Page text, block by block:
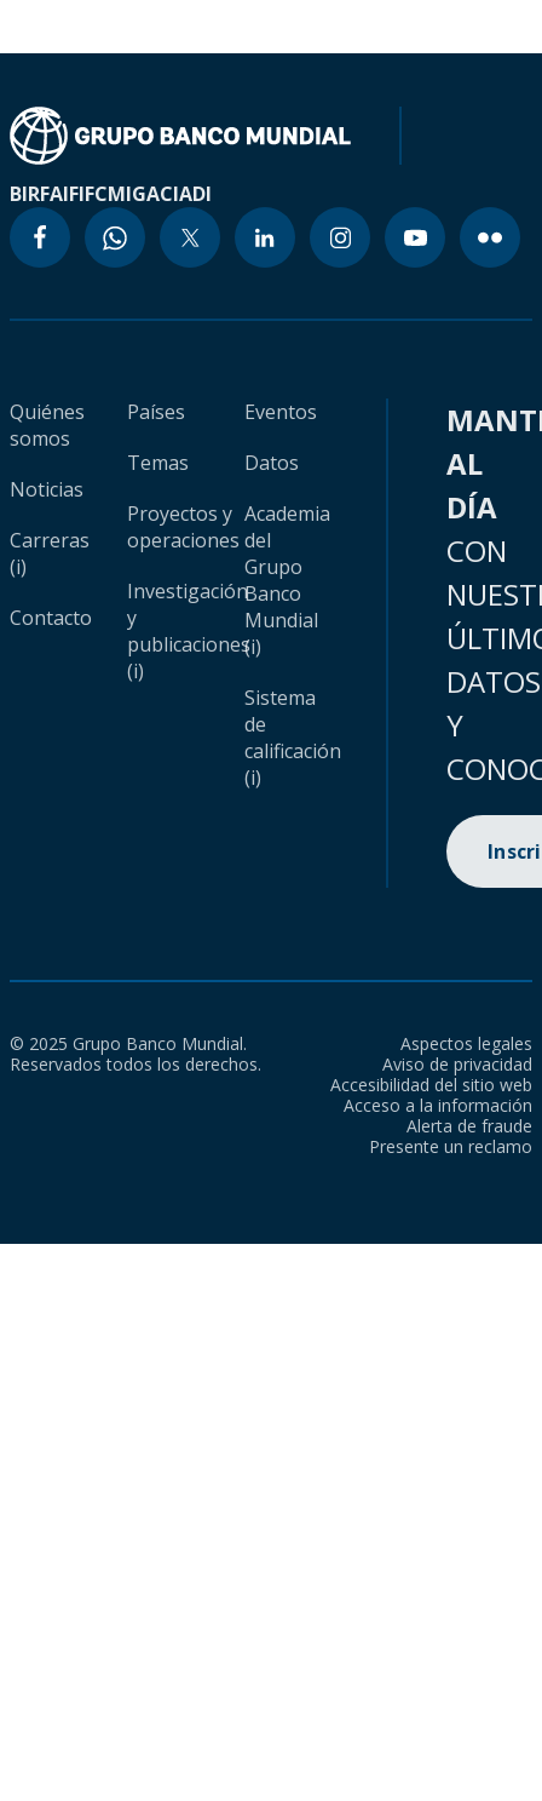
BIRFAIFIFCMIGACIADI
Quiénes
somos
Noticias
Carreras
(i)
Contacto
Países
Temas
Proyectos y
operaciones
Investigación
y
publicaciones
(i)
Eventos
Datos
Academia
del
Grupo
Banco
Mundial
(i)
Sistema
de
calificación
(i)
AL
DÍA
CON
DATOS
Y
© 2025 Grupo Banco Mundial.
Reservados todos los derechos.
Aspectos legales
Aviso de privacidad
Accesibilidad del sitio web
Acceso a la información
Alerta de fraude
Presente un reclamo